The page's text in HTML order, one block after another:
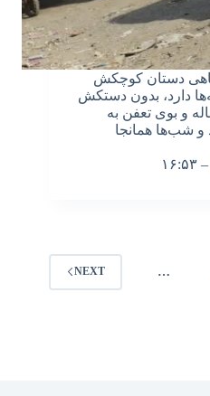
دستان کوچکش
دارد، بدون دستکش
و بوی تعفن به
و شب‌ها همانجا
…
NEXT